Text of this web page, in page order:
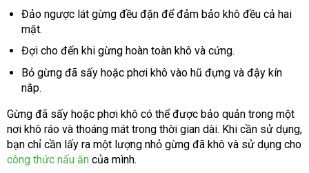
Đảo ngược lát gừng đều đặn để đảm bảo khô đều cả hai
mặt.
Đợi cho đến khi gừng hoàn toàn khô và cứng.
Bỏ gừng đã sấy hoặc phơi khô vào hũ đựng và đậy kín
nắp.
Gừng đã sấy hoặc phơi khô có thể được bảo quản trong một
nơi khô ráo và thoáng mát trong thời gian dài. Khi cần sử dụng,
bạn chỉ cần lấy ra một lượng nhỏ gừng đã khô và sử dụng cho
công thức nấu ăn của mình.